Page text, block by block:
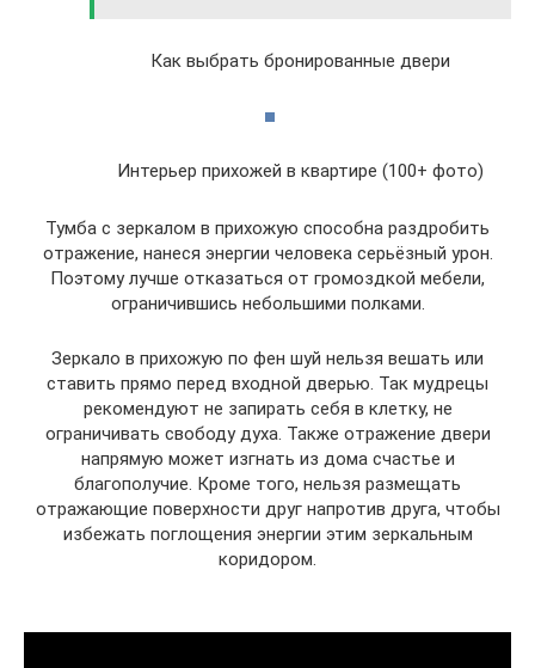
Как выбрать бронированные двери
Интерьер прихожей в квартире (100+ фото)
Тумба с зеркалом в прихожую способна раздробить
отражение, нанеся энергии человека серьёзный урон.
Поэтому лучше отказаться от громоздкой мебели,
ограничившись небольшими полками.
Зеркало в прихожую по фен шуй нельзя вешать или
ставить прямо перед входной дверью. Так мудрецы
рекомендуют не запирать себя в клетку, не
ограничивать свободу духа. Также отражение двери
напрямую может изгнать из дома счастье и
благополучие. Кроме того, нельзя размещать
отражающие поверхности друг напротив друга, чтобы
избежать поглощения энергии этим зеркальным
коридором.